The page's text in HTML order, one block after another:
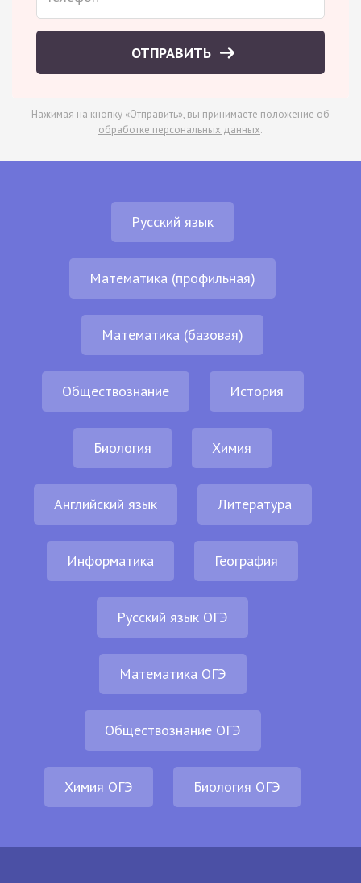
ОТПРАВИТЬ
Нажимая на кнопку «Отправить», вы принимаете положение об
обработке персональных данных.
Русский язык
Математика (профильная)
Математика (базовая)
Обществознание История
Биология Химия
Английский язык Литература
Информатика География
Русский язык ОГЭ
Математика ОГЭ
Обществознание ОГЭ
Химия ОГЭ Биология ОГЭ